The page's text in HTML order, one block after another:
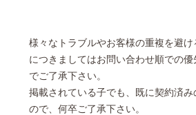
様々なトラブルやお客様の重複を避
につきましてはお問い合わせ順での
でご了承下さい。
掲載されている子でも、既に契約済
ので、何卒ご了承下さい。